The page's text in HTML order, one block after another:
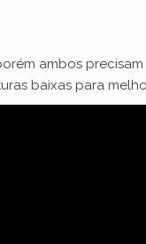
ambos
baixas para